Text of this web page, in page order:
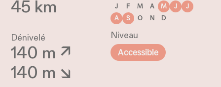
45 km
Dénivelé
140 m ↗
140 m ↘
J
F M A M J
J
A
S O N
D
Niveau
Accessible